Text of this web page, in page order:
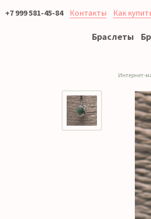
+7 999 581-45-84 Контакты Как
Браслеты
Интернет-